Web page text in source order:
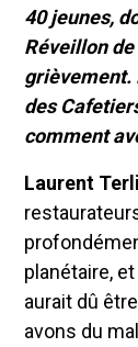
40 jeunes,
Réveillon
grièvement.
des
comment
Laurent
planétaire,
aurait dû
avons du